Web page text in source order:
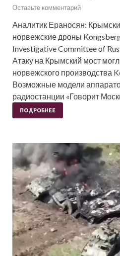
Оставьте комментарий
Аналитик Ераносян:
норвежские дроны
Investigative Committee of
Атаку на Крымский мост
норвежского производства
Возможные модели
радиостанции «Говорит
ПОДРОБНЕЕ